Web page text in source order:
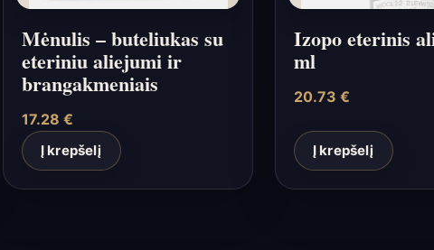
Mėnulis – buteliukas su
eteriniu aliejumi ir
brangakmeniais
17.28 €
Į krepšelį
Izopo eterinis
ml
20.73 €
Į krepšelį